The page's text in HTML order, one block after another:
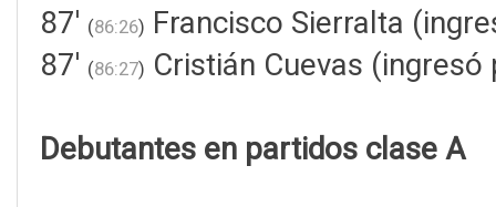
87' (86:26) Francisco Sierralta
87' (86:27) Cristián Cuevas
Debutantes en partidos clase A